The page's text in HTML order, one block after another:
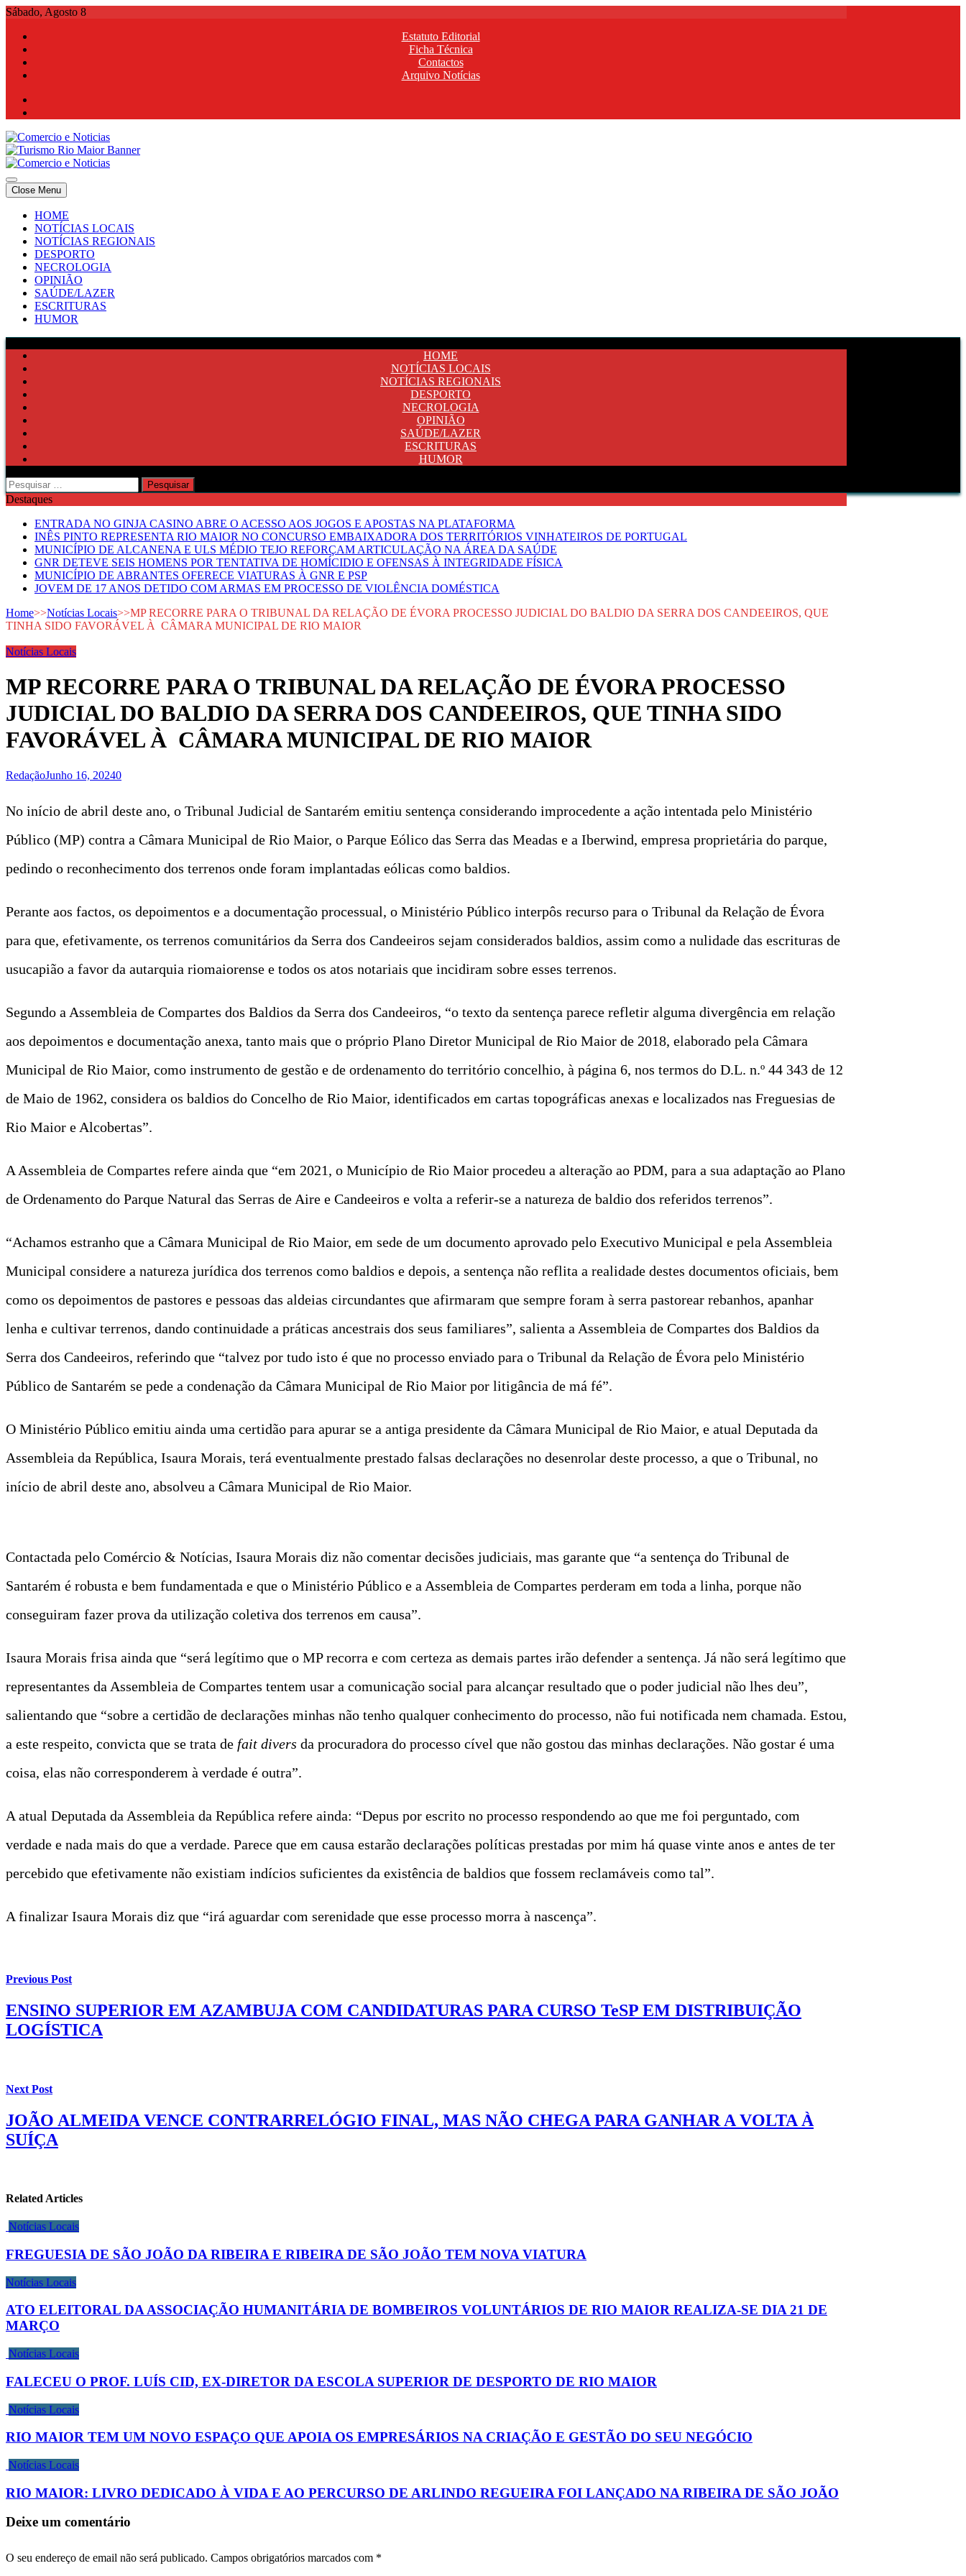
Skip
content
Sábado, Agosto 8
Estatuto Editorial
Ficha Técnica
Contactos
Arquivo Notícias
Comercio e Noticias
Notícias e Publicidade Online
Comercio e Noticias
Notícias e Publicidade Online
Close Menu
HOME
NOTÍCIAS LOCAIS
NOTÍCIAS REGIONAIS
DESPORTO
NECROLOGIA
OPINIÃO
SAÚDE/LAZER
ESCRITURAS
HUMOR
HOME
NOTÍCIAS LOCAIS
NOTÍCIAS REGIONAIS
DESPORTO
NECROLOGIA
OPINIÃO
SAÚDE/LAZER
ESCRITURAS
HUMOR
Pesquisar
por:
Destaques
ENTRADA NO GINJA CASINO ABRE O ACESSO AOS JOGOS E APOSTAS NA PLATAFORMA
INÊS PINTO REPRESENTA RIO MAIOR NO CONCURSO EMBAIXADORA DOS TERRITÓRIOS VINHATEIROS DE PORTUGAL
MUNICÍPIO DE ALCANENA E ULS MÉDIO TEJO REFORÇAM ARTICULAÇÃO NA ÁREA DA SAÚDE
GNR DETEVE SEIS HOMENS POR TENTATIVA DE HOMÍCIDIO E OFENSAS À INTEGRIDADE FÍSICA
MUNICÍPIO DE ABRANTES OFERECE VIATURAS À GNR E PSP
JOVEM DE 17 ANOS DETIDO COM ARMAS EM PROCESSO DE VIOLÊNCIA DOMÉSTICA
Home>>Notícias Locais>>MP RECORRE PARA O TRIBUNAL DA RELAÇÃO DE ÉVORA PROCESSO JUDICIAL DO BALDIO DA SERRA DOS CANDEEIROS, QUE
TINHA SIDO FAVORÁVEL À CÂMARA MUNICIPAL DE RIO MAIOR
Notícias Locais
MP RECORRE PARA O TRIBUNAL DA RELAÇÃO DE ÉVORA PROCESSO
JUDICIAL DO BALDIO DA SERRA DOS CANDEEIROS, QUE TINHA SIDO
FAVORÁVEL À CÂMARA MUNICIPAL DE RIO MAIOR
RedaçãoJunho 16, 20240
No início de abril deste ano, o Tribunal Judicial de Santarém emitiu sentença considerando improcedente a ação intentada pelo Ministério
Público (MP) contra a Câmara Municipal de Rio Maior, o Parque Eólico das Serra das Meadas e a Iberwind, empresa proprietária do parque,
pedindo o reconhecimento dos terrenos onde foram implantadas eólicas como baldios.
Perante aos factos, os depoimentos e a documentação processual, o Ministério Público interpôs recurso para o Tribunal da Relação de Évora
para que, efetivamente, os terrenos comunitários da Serra dos Candeeiros sejam considerados baldios, assim como a nulidade das escrituras de
usucapião a favor da autarquia riomaiorense e todos os atos notariais que incidiram sobre esses terrenos.
Segundo a Assembleia de Compartes dos Baldios da Serra dos Candeeiros, “o texto da sentença parece refletir alguma divergência em relação
aos depoimentos e documentação anexa, tanto mais que o próprio Plano Diretor Municipal de Rio Maior de 2018, elaborado pela Câmara
Municipal de Rio Maior, como instrumento de gestão e de ordenamento do território concelhio, à página 6, nos termos do D.L. n.º 44 343 de 12
de Maio de 1962, considera os baldios do Concelho de Rio Maior, identificados em cartas topográficas anexas e localizados nas Freguesias de
Rio Maior e Alcobertas”.
A Assembleia de Compartes refere ainda que “em 2021, o Município de Rio Maior procedeu a alteração ao PDM, para a sua adaptação ao Plano
de Ordenamento do Parque Natural das Serras de Aire e Candeeiros e volta a referir-se a natureza de baldio dos referidos terrenos”.
“Achamos estranho que a Câmara Municipal de Rio Maior, em sede de um documento aprovado pelo Executivo Municipal e pela Assembleia
Municipal considere a natureza jurídica dos terrenos como baldios e depois, a sentença não reflita a realidade destes documentos oficiais, bem
como os depoimentos de pastores e pessoas das aldeias circundantes que afirmaram que sempre foram à serra pastorear rebanhos, apanhar
lenha e cultivar terrenos, dando continuidade a práticas ancestrais dos seus familiares”, salienta a Assembleia de Compartes dos Baldios da
Serra dos Candeeiros, referindo que “talvez por tudo isto é que no processo enviado para o Tribunal da Relação de Évora pelo Ministério
Público de Santarém se pede a condenação da Câmara Municipal de Rio Maior por litigância de má fé”.
O Ministério Público emitiu ainda uma certidão para apurar se a antiga presidente da Câmara Municipal de Rio Maior, e atual Deputada da
Assembleia da República, Isaura Morais, terá eventualmente prestado falsas declarações no desenrolar deste processo, a que o Tribunal, no
início de abril deste ano, absolveu a Câmara Municipal de Rio Maior.
Contactada pelo Comércio & Notícias, Isaura Morais diz não comentar decisões judiciais, mas garante que “a sentença do Tribunal de
Santarém é robusta e bem fundamentada e que o Ministério Público e a Assembleia de Compartes perderam em toda a linha, porque não
conseguiram fazer prova da utilização coletiva dos terrenos em causa”.
Isaura Morais frisa ainda que “será legítimo que o MP recorra e com certeza as demais partes irão defender a sentença. Já não será legítimo que
representantes da Assembleia de Compartes tentem usar a comunicação social para alcançar resultado que o poder judicial não lhes deu”,
salientando que “sobre a certidão de declarações minhas não tenho qualquer conhecimento do processo, não fui notificada nem chamada. Estou,
a este respeito, convicta que se trata de fait divers da procuradora do processo cível que não gostou das minhas declarações. Não gostar é uma
coisa, elas não corresponderem à verdade é outra”.
A atual Deputada da Assembleia da República refere ainda: “Depus por escrito no processo respondendo ao que me foi perguntado, com
verdade e nada mais do que a verdade. Parece que em causa estarão declarações políticas prestadas por mim há quase vinte anos e antes de ter
percebido que efetivamente não existiam indícios suficientes da existência de baldios que fossem reclamáveis como tal”.
A finalizar Isaura Morais diz que “irá aguardar com serenidade que esse processo morra à nascença”.
Previous Post
ENSINO SUPERIOR EM AZAMBUJA COM CANDIDATURAS PARA CURSO TeSP EM DISTRIBUIÇÃO
LOGÍSTICA
Next Post
JOÃO ALMEIDA VENCE CONTRARRELÓGIO FINAL, MAS NÃO CHEGA PARA GANHAR A VOLTA À
SUÍÇA
Related Articles
Notícias Locais
FREGUESIA DE SÃO JOÃO DA RIBEIRA E RIBEIRA DE SÃO JOÃO TEM NOVA VIATURA
Notícias Locais
ATO ELEITORAL DA ASSOCIAÇÃO HUMANITÁRIA DE BOMBEIROS VOLUNTÁRIOS DE RIO MAIOR REALIZA-SE DIA 21 DE
MARÇO
Notícias Locais
FALECEU O PROF. LUÍS CID, EX-DIRETOR DA ESCOLA SUPERIOR DE DESPORTO DE RIO MAIOR
Notícias Locais
RIO MAIOR TEM UM NOVO ESPAÇO QUE APOIA OS EMPRESÁRIOS NA CRIAÇÃO E GESTÃO DO SEU NEGÓCIO
Notícias Locais
RIO MAIOR: LIVRO DEDICADO À VIDA E AO PERCURSO DE ARLINDO REGUEIRA FOI LANÇADO NA RIBEIRA DE SÃO JOÃO
Deixe um comentário
O seu endereço de email não será publicado. Campos obrigatórios marcados com *